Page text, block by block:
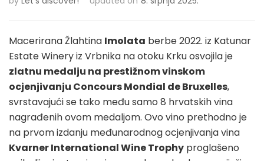
Macerirana Žlahtina Imolata berbe 2022. iz Katunar
Estate Winery iz Vrbnika na otoku Krku osvojila je
zlatnu medalju na prestižnom vinskom
ocjenjivanju Concours Mondial de Bruxelles,
svrstavajući se tako među samo 8 hrvatskih vina
nagrađenih ovom medaljom. Ovo vino prethodno je
na prvom izdanju međunarodnog ocjenjivanja vina
Kvarner International Wine Trophy proglašeno